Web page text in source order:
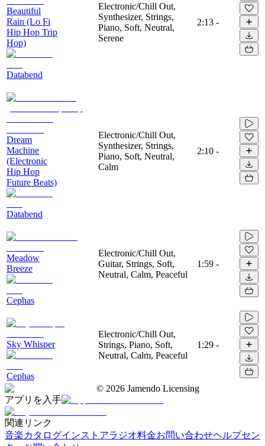
Beautiful
Rain (Lo Fi
Hip Hop Trip
Hop)
Databend
Electronic/Chill Out,
Synthesizer, Strings,
Piano, Soft, Neutral,
Serene
2:13 -
Dream
Machine
(Electronic
Hip Hop
Future Beats)
Databend
Electronic/Chill Out,
Synthesizer, Strings,
Piano, Soft, Neutral,
Calm
2:10 -
Meadow
Breeze
Cephas
Electronic/Chill Out,
Guitar, Strings, Soft,
Neutral, Calm, Peaceful
1:59 -
Sky Whisper
Cephas
Electronic/Chill Out,
Strings, Piano, Soft,
Neutral, Calm, Peaceful
1:29 -
© 2026 Jamendo Licensing
アプリを入手
関連リンク
音楽カタログインストアラジオ料金お問い合わせヘルプセン